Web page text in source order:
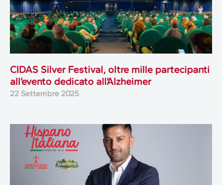
CIDAS Silver Festival, oltre mille partecipanti
all’evento dedicato all’Alzheimer
22 Settembre 2025